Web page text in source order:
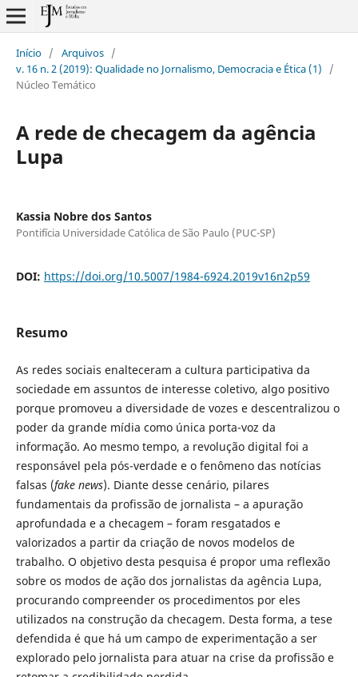
Início / Arquivos /
v. 16 n. 2 (2019): Qualidade no Jornalismo, Democracia e Ética (1)
/
Núcleo Temático
A rede de checagem da agência
Lupa
Kassia Nobre dos Santos
Pontifícia Universidade Católica de São Paulo (PUC-SP)
DOI: https://doi.org/10.5007/1984-6924.2019v16n2p59
Resumo
As redes sociais enalteceram a cultura participativa da
sociedade em assuntos de interesse coletivo, algo positivo
porque promoveu a diversidade de vozes e descentralizou o
poder da grande mídia como única porta-voz da
informação. Ao mesmo tempo, a revolução digital foi a
responsável pela pós-verdade e o fenômeno das notícias
falsas (fake news). Diante desse cenário, pilares
fundamentais da profissão de jornalista – a apuração
aprofundada e a checagem – foram resgatados e
valorizados a partir da criação de novos modelos de
trabalho. O objetivo desta pesquisa é propor uma reflexão
sobre os modos de ação dos jornalistas da agência Lupa,
procurando compreender os procedimentos por eles
utilizados na construção da checagem. Desta forma, a tese
defendida é que há um campo de experimentação a ser
explorado pelo jornalista para atuar na crise da profissão e